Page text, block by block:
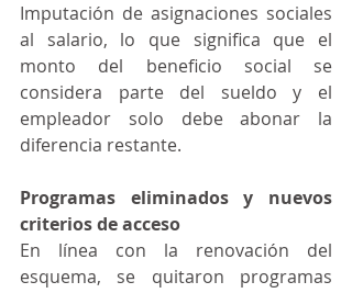
Imputación de asignaciones sociales
al salario, lo que significa que el
monto del beneficio social se
considera parte del sueldo y el
empleador solo debe abonar la
diferencia restante.
Programas eliminados y nuevos
criterios de acceso
En línea con la renovación del
esquema, se quitaron programas